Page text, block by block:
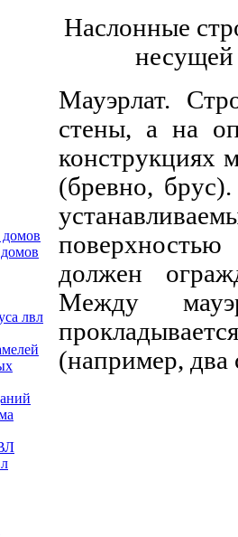
домов
лвл
Наслонные
несущей
Мауэрлат.
стены, а на
конструкциях
(бревно,
должен
Между
(например, два